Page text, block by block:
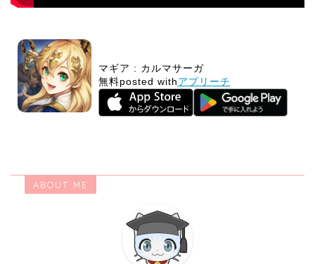
マギア : カルマサーガ
無料posted withアプリーチ
ABOUT ME